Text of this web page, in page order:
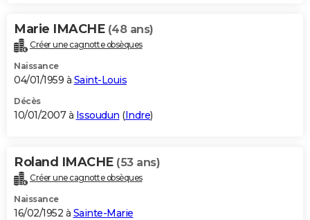
Marie IMACHE (48 ans)
Créer une cagnotte obsèques
Naissance
04/01/1959 à Saint-Louis
Décès
10/01/2007 à Issoudun (Indre)
Roland IMACHE (53 ans)
Créer une cagnotte obsèques
Naissance
16/02/1952 à Sainte-Marie